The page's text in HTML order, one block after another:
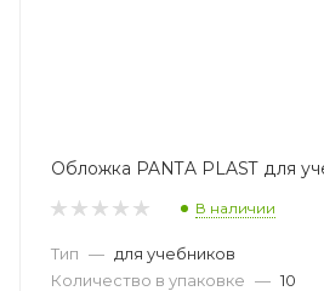
Обложка PANTA PLAST для
В наличии
Тип — для учебников
Количество в упаковке — 10